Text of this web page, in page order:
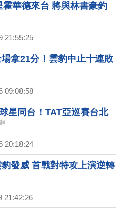
霍華德來台 將與林書豪釣
21:55:25
拿21分！雲豹中止十連敗
09:08:58
星同台！TAT亞巡賽台北
20:18:24
發威 首戰對特攻上演逆轉
21:42:26